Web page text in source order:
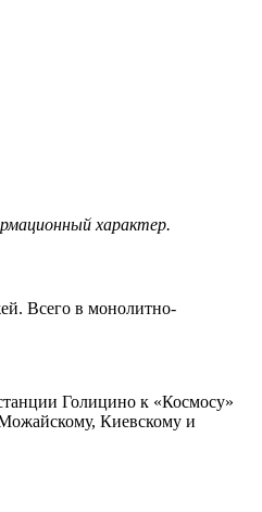
характер.
Всего в монолитно-
Голицино к «Космосу»
Киевскому и